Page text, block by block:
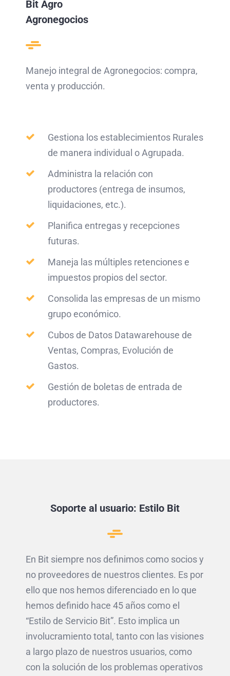
Bit Agro
Agronegocios
Manejo integral de Agronegocios: compra,
venta y producción.
Gestiona los establecimientos Rurales
de manera individual o Agrupada.
Administra la relación con
productores (entrega de insumos,
liquidaciones, etc.).
Planifica entregas y recepciones
futuras.
Maneja las múltiples retenciones e
impuestos propios del sector.
Consolida las empresas de un mismo
grupo económico.
Cubos de Datos Datawarehouse de
Ventas, Compras, Evolución de
Gastos.
Gestión de boletas de entrada de
productores.
Soporte al usuario: Estilo Bit
En Bit siempre nos definimos como socios y
no proveedores de nuestros clientes. Es por
ello que nos hemos diferenciado en lo que
hemos definido hace 45 años como el
“Estilo de Servicio Bit”. Esto implica un
involucramiento total, tanto con las visiones
a largo plazo de nuestros usuarios, como
con la solución de los problemas operativos